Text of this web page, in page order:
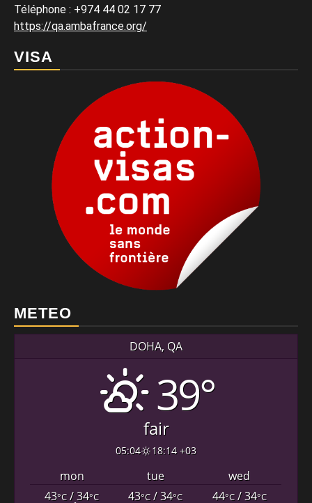
Téléphone : +974 44 02 17 77
https://qa.ambafrance.org/
VISA
METEO
DOHA, QA
39°
fair
05:04 18:14 +03
mon tue
wed
43°C/ 34°C 43°C/ 34°C 44°C/ 34°C